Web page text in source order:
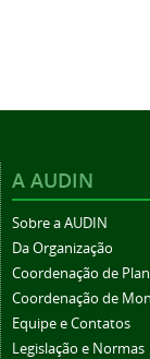
A AUDIN
Sobre a AUDIN
Da Organização
Coordenação de
Coordenação de
Equipe e Contatos
Legislação e Normas